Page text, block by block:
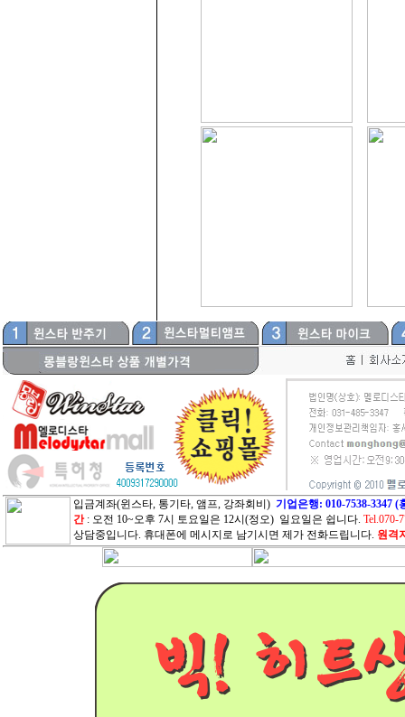
입금계좌(윈스타, 통기타, 앰프, 강좌회비) 기업은행: 010-7538-3347
간 : 오전 10~오후 7시 토요일은 12시(정오) 일요일은 쉽니다. Tel.070-
상담중입니다. 휴대폰에 메시지로 남기시면 제가 전화드립니다. 원격